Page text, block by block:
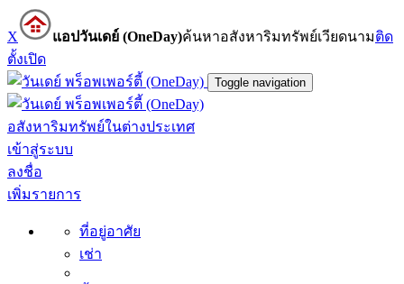
X แอปวันเดย์ (OneDay)ค้นหาอสังหาริมทรัพย์เวียดนามติด
ตั้งเปิด
Toggle navigation
อสังหาริมทรัพย์ในต่างประเทศ
เข้าสู่ระบบ
ลงชื่อ
เพิ่มรายการ
ที่อยู่อาศัย
เช่า